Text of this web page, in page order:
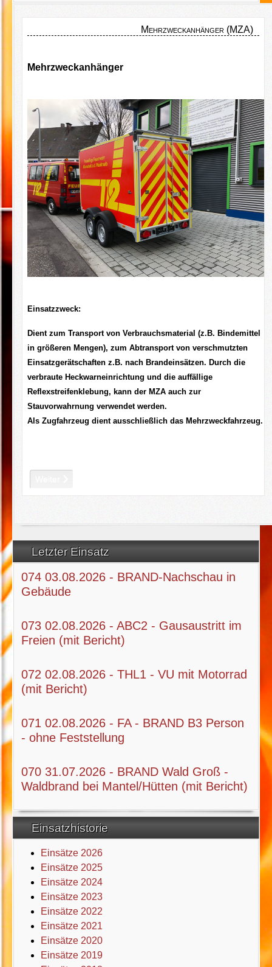
Letzter Einsatz
074 03.08.2026 - BRAND-Nachschau in
Gebäude
073 02.08.2026 - ABC2 - Gausaustritt im
Freien (mit Bericht)
072 02.08.2026 - THL1 - VU mit Motorrad
(mit Bericht)
071 02.08.2026 - FA - BRAND B3 Person
- ohne Feststellung
070 31.07.2026 - BRAND Wald Groß -
Waldbrand bei Mantel/Hütten (mit Bericht)
Einsatzhistorie
Einsätze 2026
Einsätze 2025
Einsätze 2024
Einsätze 2023
Einsätze 2022
Einsätze 2021
Einsätze 2020
Einsätze 2019
Mehrzweckanhänger (MZA)
Mehrzweckanhänger
Einsatzzweck:
Dient zum Transport von Verbrauchsmaterial (z.B. Bindemittel
in größeren Mengen), zum Abtransport von verschmutzten
Einsatzgerätschaften z.B. nach Brandeinsätzen. Durch die
verbraute Heckwarneinrichtung und die auffällige
Reflexstreifenklebung, kann der MZA auch zur
Stauvorwahrnung verwendet werden.
Als Zugfahrzeug dient ausschließlich das Mehrzweckfahrzeug.